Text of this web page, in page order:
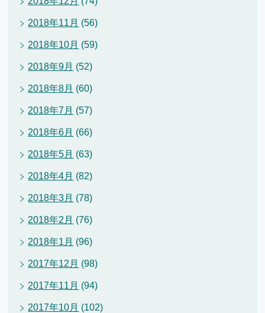
2018年11月 (56)
2018年10月 (59)
2018年9月 (52)
2018年8月 (60)
2018年7月 (57)
2018年6月 (66)
2018年5月 (63)
2018年4月 (82)
2018年3月 (78)
2018年2月 (76)
2018年1月 (96)
2017年12月 (98)
2017年11月 (94)
2017年10月 (102)